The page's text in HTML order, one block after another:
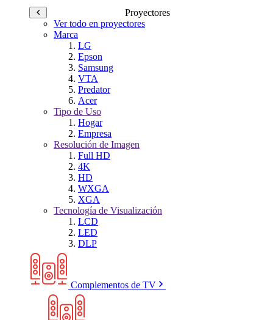
Proyectores
Ver todo en proyectores
Marca
LG
Epson
Samsung
VTA
Predator
Acer
Tipo de Uso
Hogar
Empresa
Resolución de Imagen
Full HD
4K
HD
WXGA
XGA
Tecnología de Visualización
LCD
LED
DLP
Complementos de TV